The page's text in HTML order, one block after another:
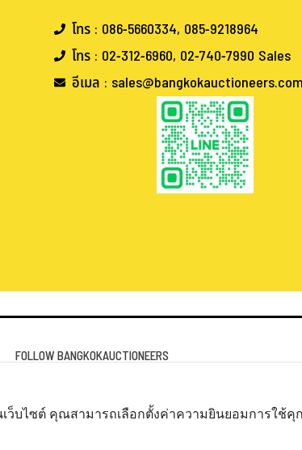
โทร : 086-5660334, 085-9218964
โทร : 02-312-6960, 02-740-7990 Sales
อีเมล : sales@bangkokauctioneers.com
FOLLOW BANGKOKAUCTIONEERS
ว็บไซต์ คุณสามารถเลือกตั้งค่าความยินยอมการใช้คุ